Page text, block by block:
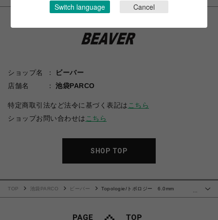
ショップ名
ビーバー
店舗名
池袋PARCO
特定商取引法など法令に基づく表記は こちら
ショップお問い合わせは こちら
SHOP TOP
TOP 池袋PARCO ビーバー
Topologie/トポロジー 6.0mm
Switch language Cancel